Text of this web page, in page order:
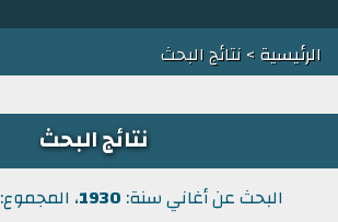
الرئيسية> نتائج البحث
نتائج البحث
البحث عن أغاني سنة: 1930، المجموع: 3 نتيجة بحث.